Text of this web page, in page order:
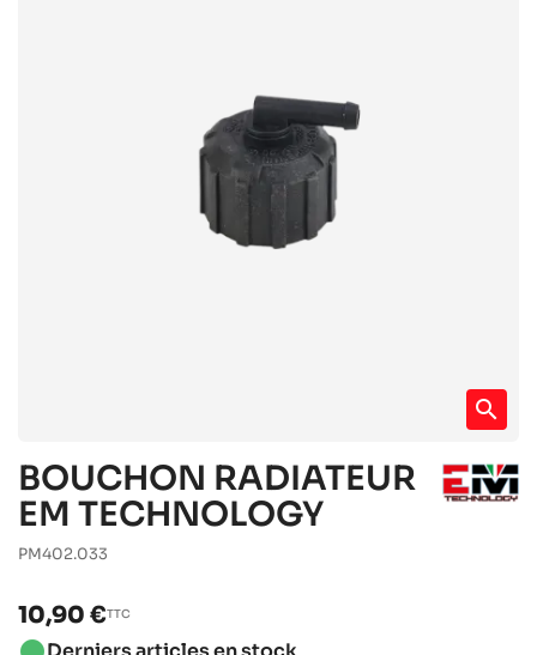
search
BOUCHON RADIATEUR
EM TECHNOLOGY
PM402.033
10,90 €TTC